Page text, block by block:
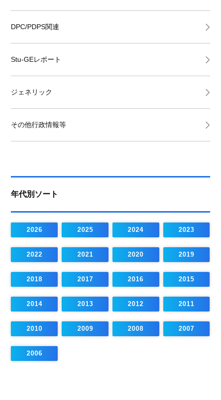
DPC/PDPS関連
Stu-GEレポート
ジェネリック
その他行政情報等
年代別ソート
2026 2025 2024 2023
2022 2021 2020 2019
2018 2017 2016 2015
2014 2013 2012 2011
2010 2009 2008 2007
2006